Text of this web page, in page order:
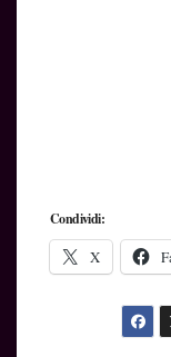
Condividi:
X